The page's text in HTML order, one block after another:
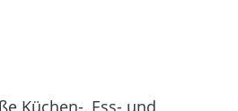
Küchen-, Ess- und